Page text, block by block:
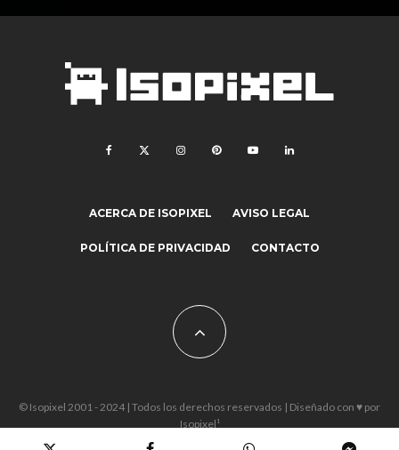
ACERCA DE ISOPIXEL AVISO LEGAL
POLÍTICA DE PRIVACIDAD CONTACTO
© Isopixel 2001 - 2024 | Todos los derechos reservados | Diseñado con ♥ por
Isopixel¹